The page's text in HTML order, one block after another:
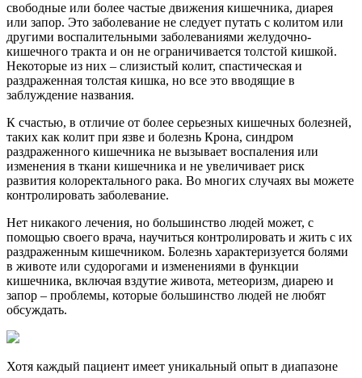
свободные или более частые движения кишечника, диарея
или запор. Это заболевание не следует путать с колитом или
другими воспалительными заболеваниями желудочно-
кишечного тракта и он не ограничивается толстой кишкой.
Некоторые из них – слизистый колит, спастическая и
раздраженная толстая кишка, но все это вводящие в
заблуждение названия.
К счастью, в отличие от более серьезных кишечных болезней,
таких как колит при язве и болезнь Крона, синдром
раздраженного кишечника не вызывает воспаления или
изменения в ткани кишечника и не увеличивает риск
развития колоректального рака. Во многих случаях вы можете
контролировать заболевание.
Нет никакого лечения, но большинство людей может, с
помощью своего врача, научиться контролировать и жить с их
раздраженным кишечником. Болезнь характеризуется болями
в животе или судорогами и изменениями в функции
кишечника, включая вздутие живота, метеоризм, диарею и
запор – проблемы, которые большинство людей не любят
обсуждать.
Хотя каждый пациент имеет уникальный опыт в диапазоне